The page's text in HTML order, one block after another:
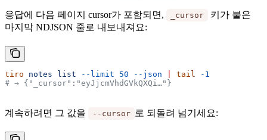
응답에 다음 페이지 cursor가 포함되면, _cursor
키가 붙은
마지막 NDJSON 줄로 내보내져요:
tiro notes list --limit 50 --json tail
-1
# → {"_cursor":"eyJjcmVhdGVkQXQi…"}
계속하려면 그 값을 --cursor 로 되돌려 넘기세요: